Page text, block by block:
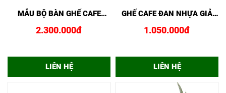
XEM NHANH MUA NGAY
MẪU BỘ BÀN GHẾ CAFE
BGCF024156
2.300.000đ
LIÊN HỆ
XEM NHANH MUA NGAY
GHẾ CAFE ĐAN NHỰA GIẢ
MÂY GCF02441
1.050.000đ
LIÊN HỆ